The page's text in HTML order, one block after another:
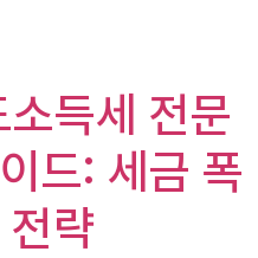
득세 전문
드: 세금 폭
략